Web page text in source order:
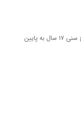
خیلی فیلم تینیجری و کلیشه اییه به نظرم :/رنج سنی ۱۷ سال به پایین